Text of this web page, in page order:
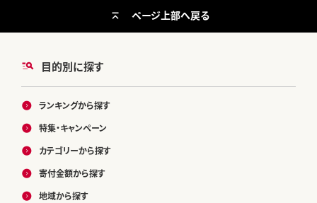
目的別に探す
ランキングから探す
特集・キャンペーン
カテゴリーから探す
寄付金額から探す
地域から探す
ページ上部へ戻る